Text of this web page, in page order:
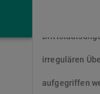
irregulären
aufgegriffen